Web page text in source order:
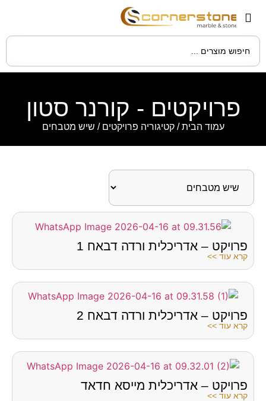
פרויקטים - קורנר סטון
עמוד הבית/ קטיגוריה פרויקטים / שיש מטבחים
פרויקט – אדריכלית ורדה דבאח 1
קרא עוד >>
פרויקט – אדריכלית ורדה דבאח 2
קרא עוד >>
פרויקט – אדריכלית מייסא חדאד
קרא עוד >>